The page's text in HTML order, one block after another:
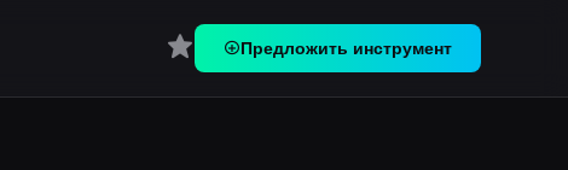
Перейти в Избранное
Предложить инструмент